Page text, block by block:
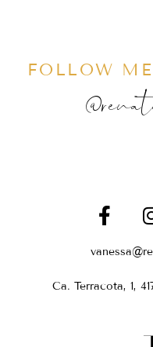
FOLLOW
Ca. Terracota, 1,